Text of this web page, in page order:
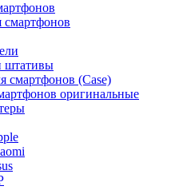
смартфонов
штативы
смартфонов (Case)
оригинальные